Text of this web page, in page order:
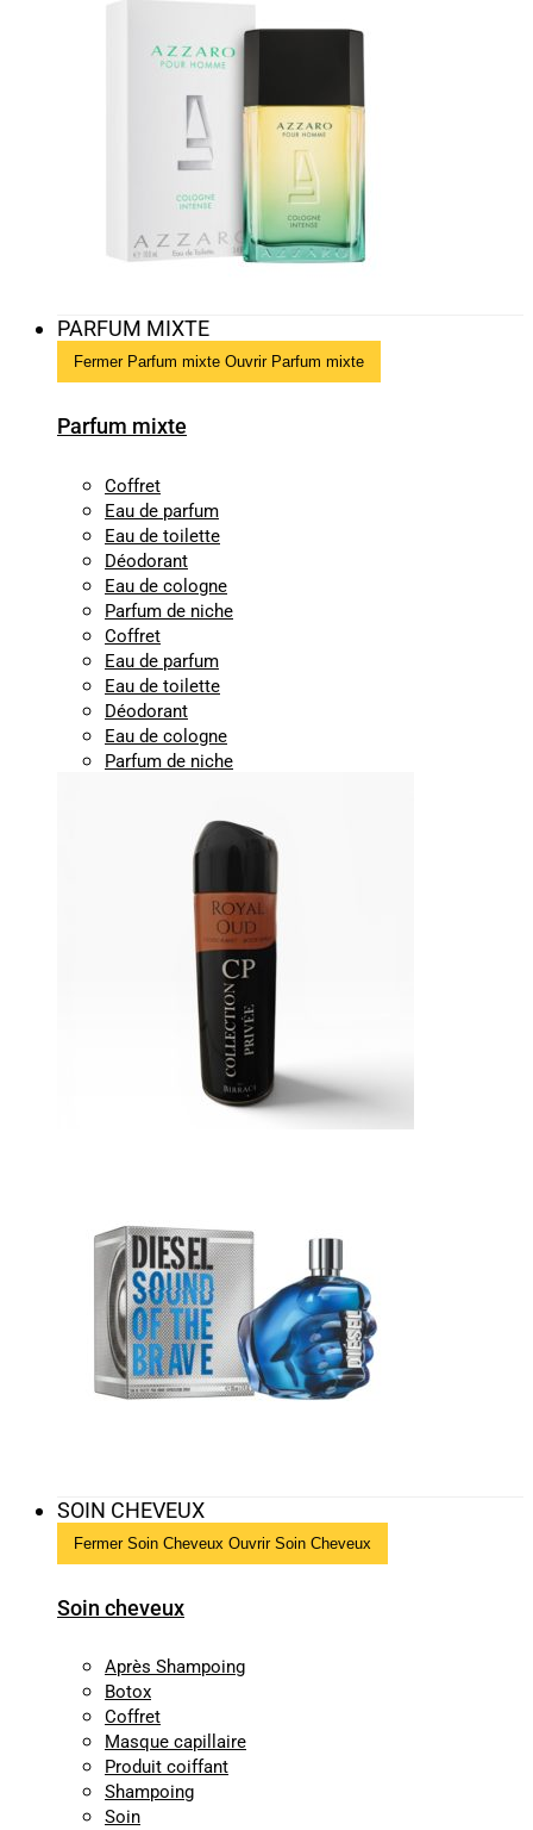
PARFUM MIXTE
Fermer Parfum mixte Ouvrir Parfum mixte
Parfum mixte
Coffret
Eau de parfum
Eau de toilette
Déodorant
Eau de cologne
Parfum de niche
Coffret
Eau de parfum
Eau de toilette
Déodorant
Eau de cologne
Parfum de niche
SOIN CHEVEUX
Fermer Soin Cheveux Ouvrir Soin Cheveux
Soin cheveux
Après Shampoing
Botox
Coffret
Masque capillaire
Produit coiffant
Shampoing
Soin